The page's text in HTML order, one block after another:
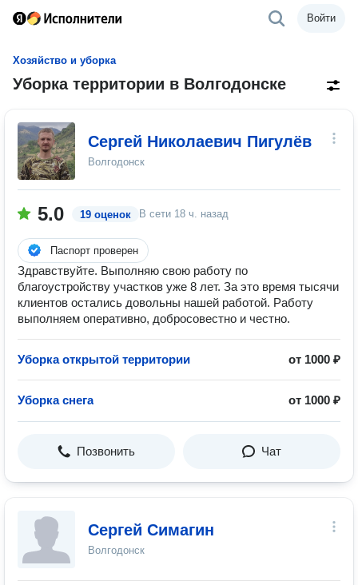
Войти
Хозяйство и уборка
Уборка территории в Волгодонске
Сергей Николаевич Пигулëв
Волгодонск
5.0 19 оценок В сети 18 ч. назад
Паспорт проверен
Здравствуйте. Выполняю свою работу по
благоустройству участков уже 8 лет. За это время тысячи
клиентов остались довольны нашей работой. Работу
выполняем оперативно, добросовестно и честно.
Уборка открытой территории от 1000 ₽
Уборка снега от 1000 ₽
Позвонить Чат
Сергей Симагин
Волгодонск